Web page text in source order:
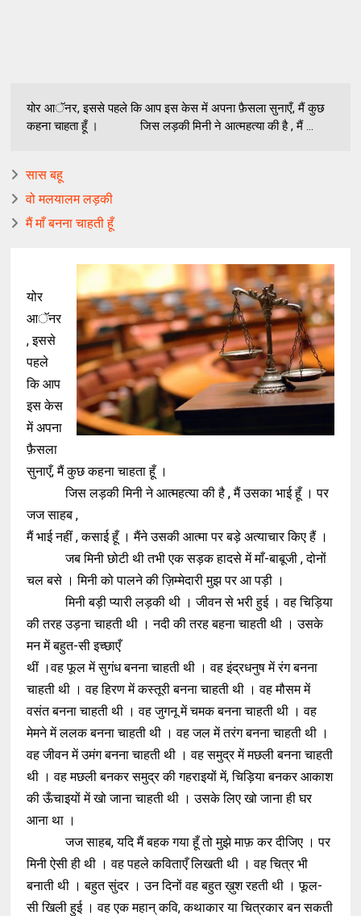
योर आॅनर, इससे पहले कि आप इस केस में अपना फ़ैसला सुनाएँ, मैं कुछ
कहना चाहता हूँ । जिस लड़की मिनी ने आत्महत्या की है , मैं ...
सास बहू
वो मलयालम लड़की
मैं माँ बनना चाहती हूँ
योर
आॅनर
, इससे
पहले
कि आप
इस केस
में अपना
फ़ैसला
सुनाएँ, मैं कुछ कहना चाहता हूँ ।
जिस लड़की मिनी ने आत्महत्या की है , मैं उसका भाई हूँ । पर
जज साहब ,
मैं भाई नहीं , कसाई हूँ । मैंने उसकी आत्मा पर बड़े अत्याचार किए हैं ।
जब मिनी छोटी थी तभी एक सड़क हादसे में माँ-बाबूजी , दोनों
चल बसे । मिनी को पालने की ज़िम्मेदारी मुझ पर आ पड़ी ।
मिनी बड़ी प्यारी लड़की थी । जीवन से भरी हुई । वह चिड़िया
की तरह उड़ना चाहती थी । नदी की तरह बहना चाहती थी । उसके
मन में बहुत-सी इच्छाएँ
थीं ।वह फूल में सुगंध बनना चाहती थी । वह इंद्रधनुष में रंग बनना
चाहती थी । वह हिरण में कस्तूरी बनना चाहती थी । वह मौसम में
वसंत बनना चाहती थी । वह जुगनू में चमक बनना चाहती थी । वह
मेमने में ललक बनना चाहती थी । वह जल में तरंग बनना चाहती थी ।
वह जीवन में उमंग बनना चाहती थी । वह समुद्र में मछली बनना चाहती
थी । वह मछली बनकर समुद्र की गहराइयों में, चिड़िया बनकर आकाश
की ऊँचाइयों में खो जाना चाहती थी । उसके लिए खो जाना ही घर
आना था ।
जज साहब, यदि मैं बहक गया हूँ तो मुझे माफ़ कर दीजिए । पर
मिनी ऐसी ही थी । वह पहले कविताएँ लिखती थी । वह चित्र भी
बनाती थी । बहुत सुंदर । उन दिनों वह बहुत ख़ुश रहती थी । फूल-
सी खिली हुई । वह एक महान् कवि, कथाकार या चित्रकार बन सकती